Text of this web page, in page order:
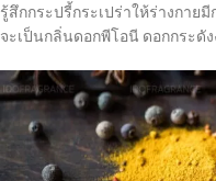
รู้สึกกระปรี้กระเปร่าให้ร่างกา
จะเป็นกลิ่นดอกพีโอนี ดอกกระดั